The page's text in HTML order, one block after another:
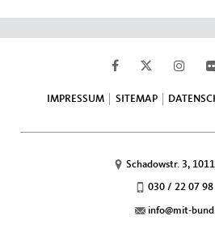
IMPRESSUM SITEMAP
Schadowstr. 3,
030 / 22 07 98
info@mit-